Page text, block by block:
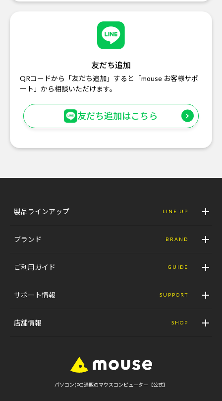
友だち追加
QRコードから「友だち追加」すると「mouse お客様サポ
ート」から相談いただけます。
友だち追加はこちら
製品ラインアップ LINE UP
ブランド BRAND
ご利用ガイド GUIDE
サポート情報 SUPPORT
店舗情報 SHOP
パソコン(PC)通販のマウスコンピューター【公式】